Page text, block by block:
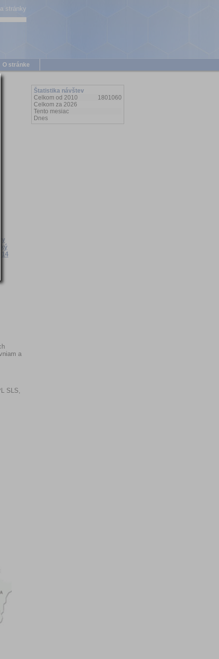
stránky
O stránke
a
SLS,
Štatistika návštev
Celkom od 2010
1801060
Celkom za 2026
Tento mesiac
Dnes